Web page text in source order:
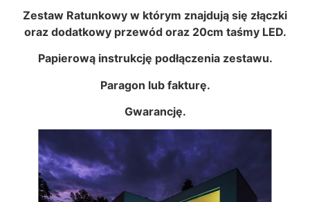
Zestaw Ratunkowy w którym znajdują się złączki
oraz dodatkowy przewód oraz 20cm taśmy LED.
Papierową instrukcję podłączenia zestawu.
Paragon lub fakturę.
Gwarancję.